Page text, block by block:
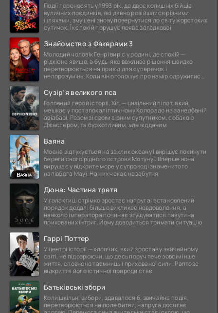
Події переносять у 1993 рік, де двоє колишніх бійців
вуличних поєдинків, які давно розійшлися різними
шляхами, змушені знову повернутися до світу жорстоких
сутичок. Їх спокій порушує поява загадкової
Знайомство з Факерами 3
Молодий чоловік Генрі виріс у родині, де спокій —
рідкісне явище, а будь-яке важливе рішення швидко
перетворюється на привід для суперечок і
непорозумінь. Коли він оголошує про намір одружитися,
Сузір’я великого пса
Головний герой історії, Хіг, — цивільний пілот, який
мешкає у постапокаліптичному Колорадо на занедбаній
авіабазі. Разом зі своїм вірним супутником, собакою
Джаспером, та буркотливим, але відданим
Ваяна
Моана відгукується на заклик океану і вирішує покинути
береги свого рідного острова Мотунуї. Вперше вона
вирушає у відкрите море у супроводі знаменитого
напівбога Мауї. На них чекає незабутня
Дюна: Частина третя
У галактиці стрімко зростає напруга: встановлений
порядок дедалі більше викликає невдоволення, а
навколо імператора починає згущуватися павутина
прихованих інтриг. Йому доводиться тримати ситуацію
Гаррі Поттер
У центрі історії — хлопчик, який зростав у звичайному
світі, не підозрюючи, що десь поруч тече зовсім інше
життя, сповнене таємниць і прихованої сили. Раптове
відкриття його істинної природи стає
Батьківські збори
Коли шкільні вибори, здавалося б, звичайна подія,
перетворюються на поле битви, напруга досягає